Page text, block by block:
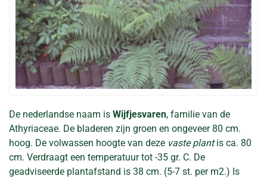
De nederlandse naam is Wijfjesvaren, familie van de
Athyriaceae. De bladeren zijn groen en ongeveer 80 cm.
hoog. De volwassen hoogte van deze vaste plantis ca. 80
cm. Verdraagt een temperatuur tot -35 gr. C. De
geadviseerde plantafstand is 38 cm. (5-7 st. per m2.) Is